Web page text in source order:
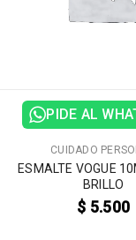
PIDE AL
CUIDADO
ESMALTE VOGUE
BRILLO
$ 5.500